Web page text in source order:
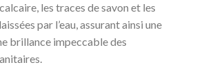
les traces de savon et les
par l’eau, assurant ainsi une
brillance impeccable des